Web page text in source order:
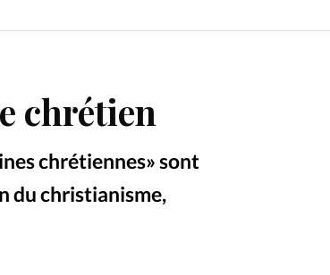
Les abonnements
Faire un don
chrétien
chrétiennes» sont
du christianisme,